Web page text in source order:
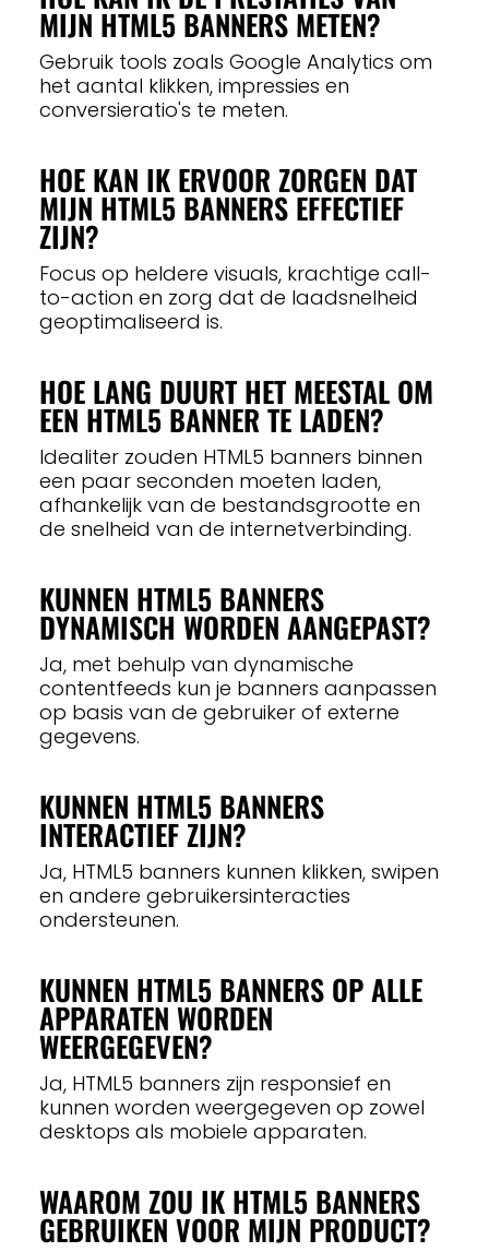
MIJN HTML5 BANNERS METEN?
Gebruik tools zoals Google Analytics om
het aantal klikken, impressies en
conversieratio's te meten.
HOE KAN IK ERVOOR ZORGEN DAT
MIJN HTML5 BANNERS EFFECTIEF
ZIJN?
Focus op heldere visuals, krachtige call-
to-action en zorg dat de laadsnelheid
geoptimaliseerd is.
HOE LANG DUURT HET MEESTAL OM
EEN HTML5 BANNER TE LADEN?
Idealiter zouden HTML5 banners binnen
een paar seconden moeten laden,
afhankelijk van de bestandsgrootte en
de snelheid van de internetverbinding.
KUNNEN HTML5 BANNERS
DYNAMISCH WORDEN AANGEPAST?
Ja, met behulp van dynamische
contentfeeds kun je banners aanpassen
op basis van de gebruiker of externe
gegevens.
KUNNEN HTML5 BANNERS
INTERACTIEF ZIJN?
Ja, HTML5 banners kunnen klikken, swipen
en andere gebruikersinteracties
ondersteunen.
KUNNEN HTML5 BANNERS OP ALLE
APPARATEN WORDEN
WEERGEGEVEN?
Ja, HTML5 banners zijn responsief en
kunnen worden weergegeven op zowel
desktops als mobiele apparaten.
WAAROM ZOU IK HTML5 BANNERS
GEBRUIKEN VOOR MIJN PRODUCT?